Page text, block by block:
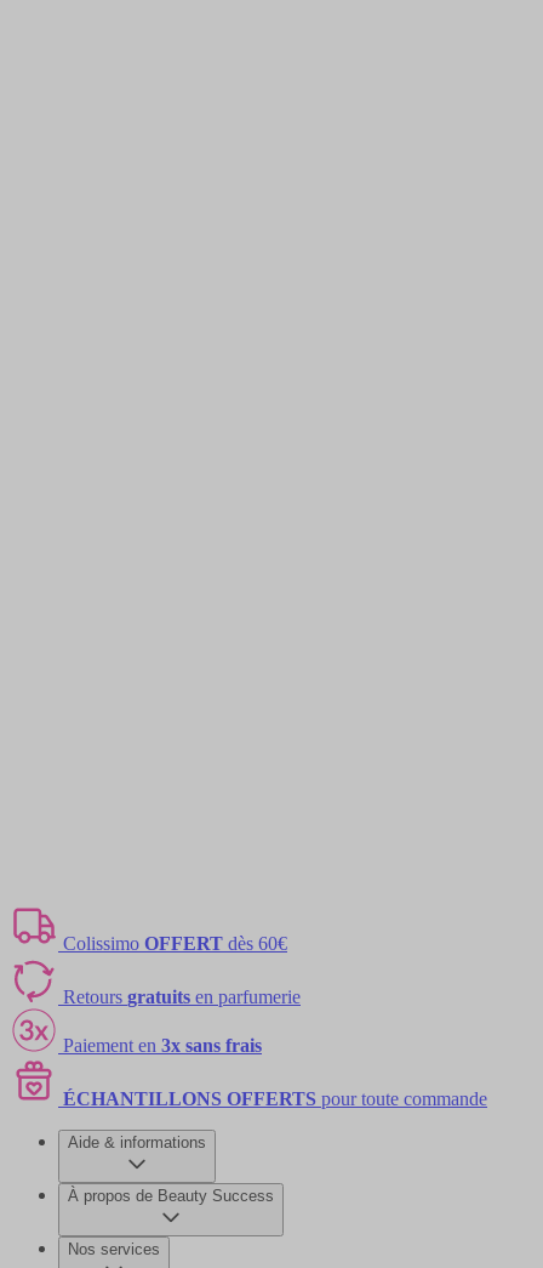
Colissimo OFFERT dès 60€
Retours gratuits en parfumerie
Paiement en 3x sans frais
ÉCHANTILLONS OFFERTS pour toute commande
Aide & informations
À propos de Beauty Success
Nos services